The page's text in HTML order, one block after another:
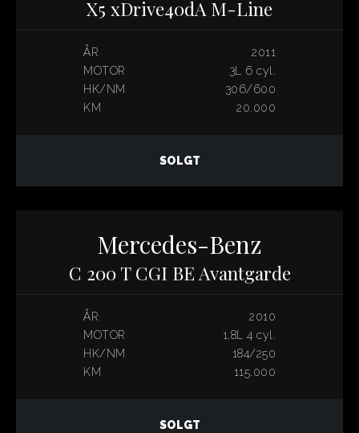
X5 xDrive40dA M-Line
ÅR
2011
MOTOR
3L 6 cyl.
HK/NM
306/600
KM
20.000
SOLGT
Mercedes-Benz
C 200 T CGI BE Avantgarde
ÅR
2010
MOTOR
1,8L 4 cyl.
HK/NM
184/250
KM
115.000
SOLGT